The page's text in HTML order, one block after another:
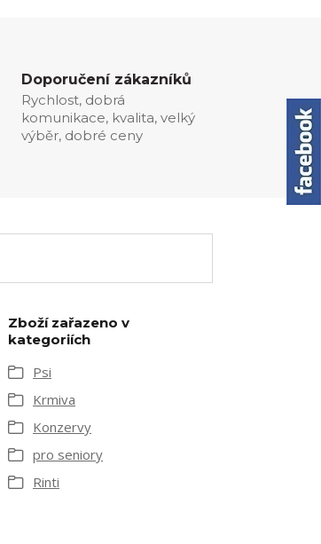
Doporučení zákazníků
Rychlost, dobrá
komunikace, kvalita, velký
výběr, dobré ceny
Zboží zařazeno v
kategoriích
Psi
Krmiva
Konzervy
pro seniory
Rinti